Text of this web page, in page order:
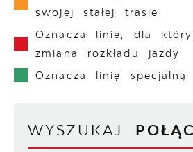
swojej stałej trasie
Oznacza linie, dla
zmiana rozkładu jazdy
Oznacza linię specjalną
WYSZUKAJ